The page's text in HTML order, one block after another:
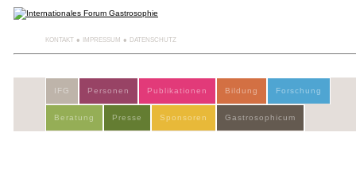
KONTAKT IMPRESSUM DATENSCHUTZ
IFG Personen Publikationen Bildung Forschung
Beratung Presse Sponsoren Gastrosophicum